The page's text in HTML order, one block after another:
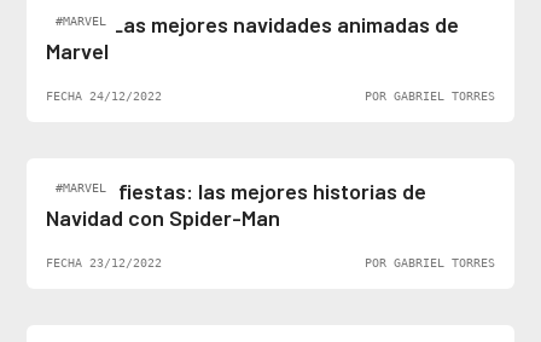
#MARVEL
Top 5: Las mejores navidades animadas de
Marvel
FECHA 24/12/2022 POR GABRIEL TORRES
#MARVEL
Felices fiestas: las mejores historias de
Navidad con Spider-Man
FECHA 23/12/2022 POR GABRIEL TORRES